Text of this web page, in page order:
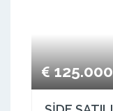
125.000